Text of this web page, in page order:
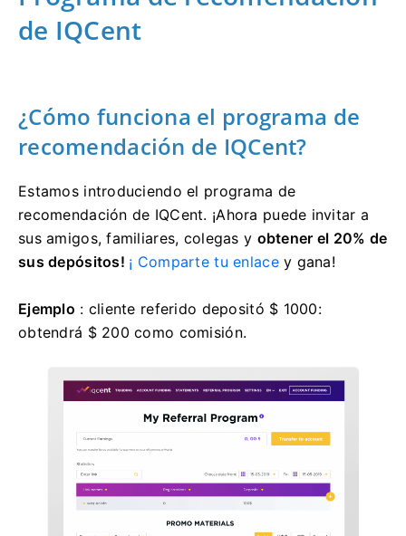
de IQCent
¿Cómo funciona el programa de
recomendación de IQCent?
Estamos introduciendo el programa de
recomendación de IQCent. ¡Ahora puede invitar a
sus amigos, familiares, colegas y obtener el 20% de
sus depósitos! ¡ Comparte tu enlacey gana!
Ejemplo : cliente referido depositó $ 1000:
obtendrá $ 200 como comisión.